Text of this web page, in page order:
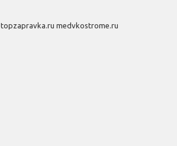
topzapravka.ru medvkostrome.ru